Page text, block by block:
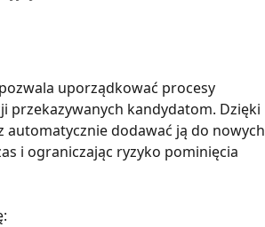
pozwala uporządkować procesy
przekazywanych kandydatom. Dzięki
dodawać ją do nowych
i ograniczając ryzyko pominięcia